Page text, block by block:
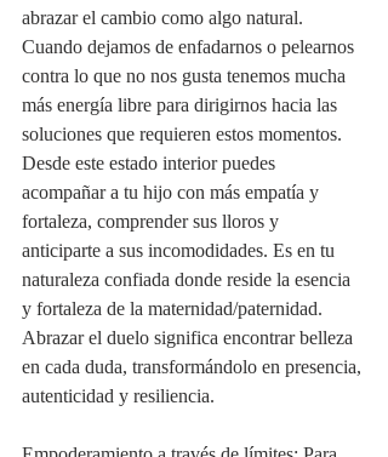
abrazar el cambio como algo natural.
Cuando dejamos de enfadarnos o pelearnos
contra lo que no nos gusta tenemos mucha
más energía libre para dirigirnos hacia las
soluciones que requieren estos momentos.
Desde este estado interior puedes
acompañar a tu hijo con más empatía y
fortaleza, comprender sus lloros y
anticiparte a sus incomodidades. Es en tu
naturaleza confiada donde reside la esencia
y fortaleza de la maternidad/paternidad.
Abrazar el duelo significa encontrar belleza
en cada duda, transformándolo en presencia,
autenticidad y resiliencia.